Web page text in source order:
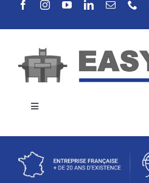
Passer
Toggle
ENTREPRISE
PRODUITS